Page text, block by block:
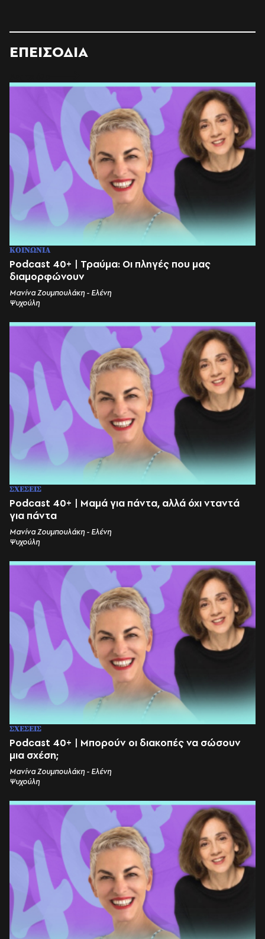
ΕΠΕΙΣΟΔΙΑ
ΚΟΙΝΩΝΙΑ
Podcast 40+ | Τραύμα: Οι πληγές που μας
διαμορφώνουν
Μανίνα Ζουμπουλάκη - Ελένη
Ψυχούλη
ΣΧΕΣΕΙΣ
Podcast 40+ | Μαμά για πάντα, αλλά όχι νταντά
για πάντα
Μανίνα Ζουμπουλάκη - Ελένη
Ψυχούλη
ΣΧΕΣΕΙΣ
Podcast 40+ | Μπορούν οι διακοπές να σώσουν
μια σχέση;
Μανίνα Ζουμπουλάκη - Ελένη
Ψυχούλη